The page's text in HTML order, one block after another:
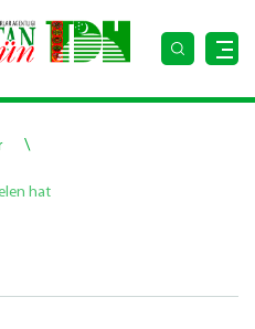
\
hat